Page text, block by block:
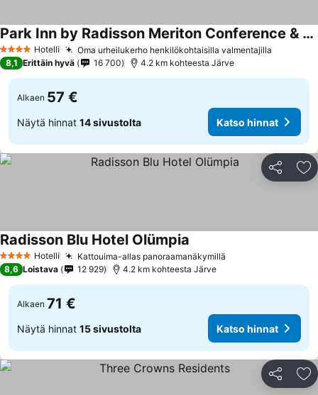
4 Tähtiluokitus
Hotelli Oma urheilukerho henkilökohtaisilla valmentajilla
Park Inn by Radisson Meriton Conference & Spa Hotel Tallinn
8,1 Erittäin hyvä 16 700 4.2 km kohteesta Järve
Alkaen 57 €
Näytä hinnat 14 sivustolta Katso hinnat
Jaa
4 Tähtiluokitus
Hotelli Kattouima-allas panoraamanäkymillä
Radisson Blu Hotel Olümpia
8,6 Loistava 12 929 4.2 km kohteesta Järve
Alkaen 71 €
Näytä hinnat 15 sivustolta Katso hinnat
Jaa